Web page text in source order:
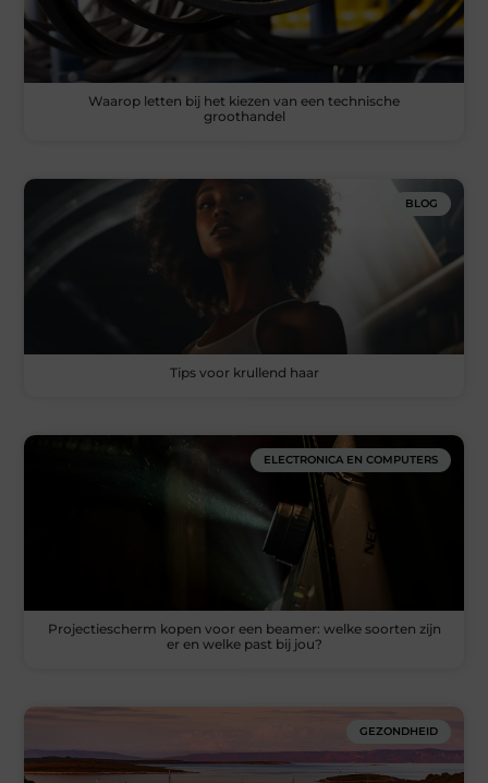
Waarop letten bij het kiezen van een technische
groothandel
BLOG
Tips voor krullend haar
ELECTRONICA EN COMPUTERS
Projectiescherm kopen voor een beamer: welke soorten zijn
er en welke past bij jou?
GEZONDHEID